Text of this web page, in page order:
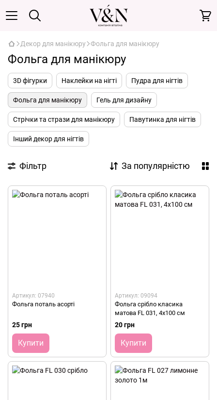
Декор для манікюру Фольга для манікюру
Фольга для манікюру
3D фігурки Наклейки на нігті Пудра для нігтів
Фольга для манікюру Гель для дизайну
Стрічки та стрази для манікюру Павутинка для нігтів
Інший декор для нігтів
Фільтр За популярністю
Артикул: 07940
Фольга поталь асорті
25 грн
Купити
Артикул: 09094
Фольга срібло класика
матова FL 031, 4х100 см
20 грн
Купити